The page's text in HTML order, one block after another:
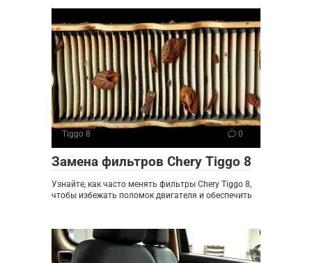
Tiggo 8 0
Замена фильтров Chery Tiggo 8
Узнайте, как часто менять фильтры Chery Tiggo 8,
чтобы избежать поломок двигателя и обеспечить